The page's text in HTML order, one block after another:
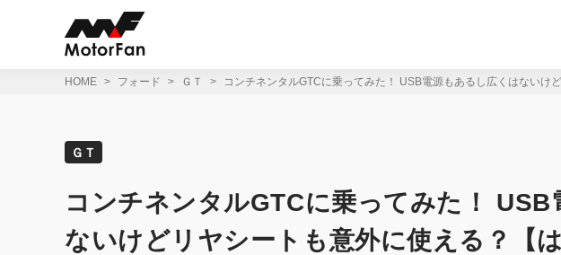
HOME フォード ＧＴ コンチネンタルGTCに乗ってみた！ USB電源もあるし広くはないけ
ＧＴ
コンチネンタルGTCに乗ってみた！ USB
ないけどリヤシートも意外に使える？【